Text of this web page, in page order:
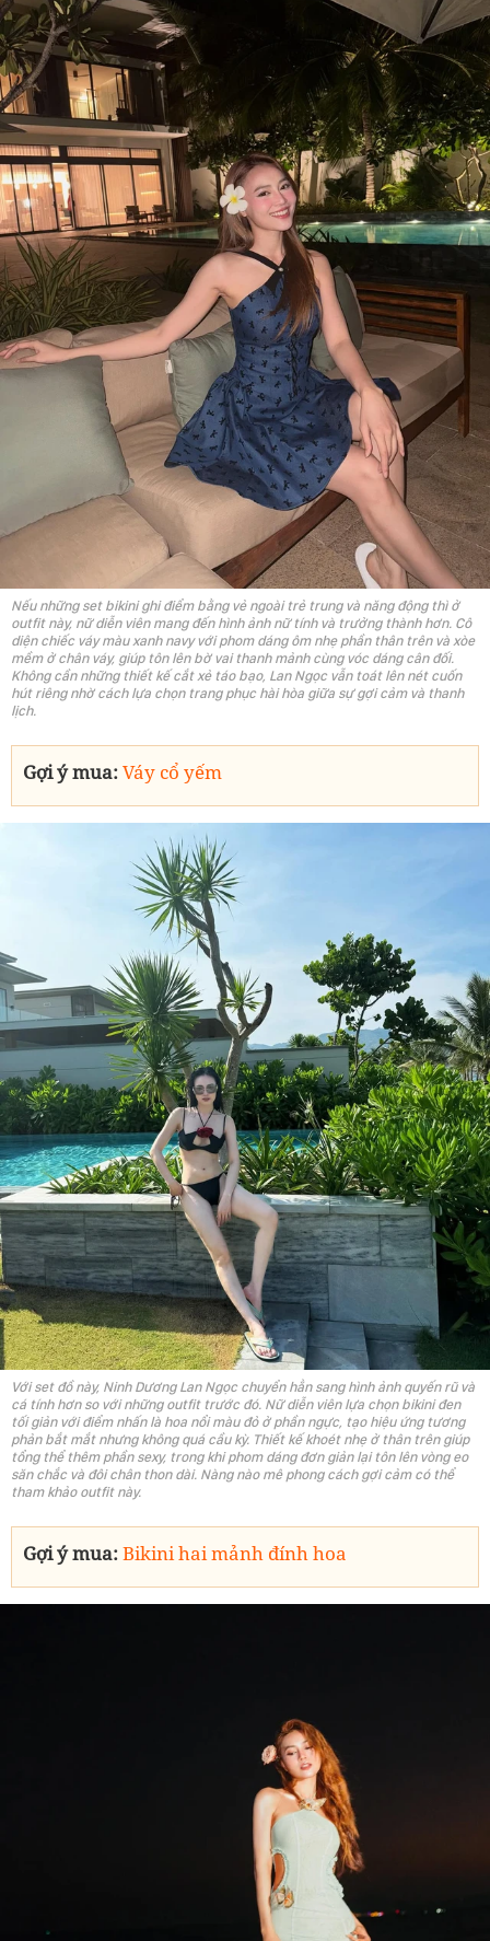
Nếu những set bikini ghi điểm bằng vẻ ngoài trẻ trung và năng động thì ở
outfit này, nữ diễn viên mang đến hình ảnh nữ tính và trưởng thành hơn. Cô
diện chiếc váy màu xanh navy với phom dáng ôm nhẹ phần thân trên và xòe
mềm ở chân váy, giúp tôn lên bờ vai thanh mảnh cùng vóc dáng cân đối.
Không cần những thiết kế cắt xẻ táo bạo, Lan Ngọc vẫn toát lên nét cuốn
hút riêng nhờ cách lựa chọn trang phục hài hòa giữa sự gợi cảm và thanh
lịch.
Gợi ý mua:Váy cổ yếm
Với set đồ này, Ninh Dương Lan Ngọc chuyển hẳn sang hình ảnh quyến rũ và
cá tính hơn so với những outfit trước đó. Nữ diễn viên lựa chọn bikini đen
tối giản với điểm nhấn là hoa nổi màu đỏ ở phần ngực, tạo hiệu ứng tương
phản bắt mắt nhưng không quá cầu kỳ. Thiết kế khoét nhẹ ở thân trên giúp
tổng thể thêm phần sexy, trong khi phom dáng đơn giản lại tôn lên vòng eo
săn chắc và đôi chân thon dài. Nàng nào mê phong cách gợi cảm có thể
tham khảo outfit này.
Gợi ý mua:Bikini hai mảnh đính hoa